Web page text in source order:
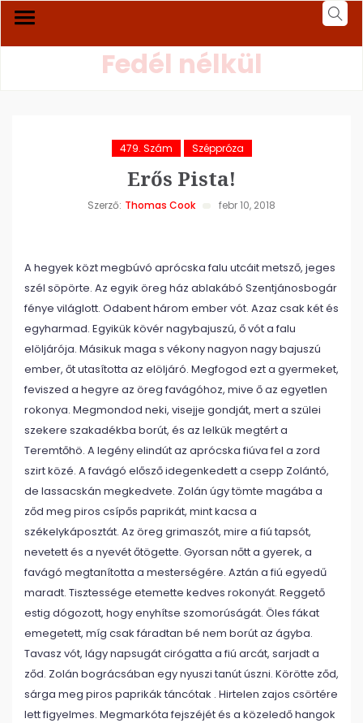
Fedél nélkül
479. Szám Széppróza
Erős Pista!
Szerző: Thomas Cook febr 10, 2018
A hegyek közt megbúvó aprócska falu utcáit metsző, jeges
szél söpörte. Az egyik öreg ház ablakábó Szentjánosbogár
fénye világlott. Odabent három ember vót. Azaz csak két és
egyharmad. Egyikük kövér nagybajuszú, ő vót a falu
elöljárója. Másikuk maga s vékony nagyon nagy bajuszú
ember, őt utasította az elöljáró. Megfogod ezt a gyermeket,
feviszed a hegyre az öreg favágóhoz, mive ő az egyetlen
rokonya. Megmondod neki, visejje gondját, mert a szülei
szekere szakadékba borút, és az lelkük megtért a
Teremtőhö. A legény elindút az aprócska fiúva fel a zord
szirt közé. A favágó elősző idegenkedett a csepp Zolántó,
de lassacskán megkedvete. Zolán úgy tömte magába a
ződ meg piros csípős paprikát, mint kacsa a
székelykáposztát. Az öreg grimaszót, mire a fiú tapsót,
nevetett és a nyevét őtögette. Gyorsan nőtt a gyerek, a
favágó megtanította a mesterségére. Aztán a fiú egyedű
maradt. Tisztessége etemette kedves rokonyát. Reggető
estig dógozott, hogy enyhítse szomorúságát. Öles fákat
emegetett, míg csak fáradtan bé nem borút az ágyba.
Tavasz vót, lágy napsugát cirógatta a fiú arcát, sarjadt a
ződ. Zolán bográcsában egy nyuszi tanút úszni. Körötte ződ,
sárga meg piros paprikák táncótak . Hirtelen zajos csörtére
lett figyelmes. Megmarkóta fejszéjét és a közeledő hangok